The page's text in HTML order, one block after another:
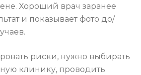
Хороший врач заранее
и показывает фото до/
риски, нужно выбирать
клинику, проводить